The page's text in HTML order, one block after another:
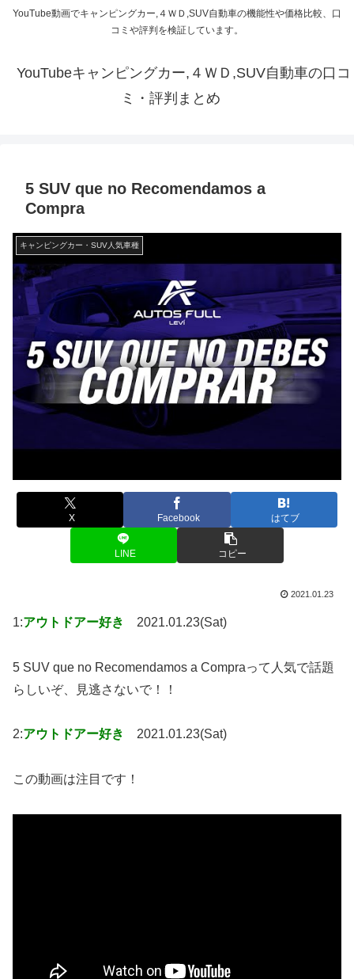
YouTube動画でキャンピングカー,４ＷＤ,SUV自動車の機能性や価格比較、口
コミや評判を検証しています。
YouTubeキャンピングカー,４ＷＤ,SUV自動車の口コ
ミ・評判まとめ
5 SUV que no Recomendamos a
Compra
キャンピングカー・SUV人気車種
X Facebook はてブ
LINE コピー
2021.01.23
1:アウトドアー好き 2021.01.23(Sat)
5 SUV que no Recomendamos a Compraって人気で話題
らしいぞ、見逃さないで！！
2:アウトドアー好き 2021.01.23(Sat)
この動画は注目です！